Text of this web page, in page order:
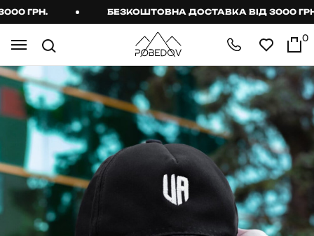
ГРН. БЕЗКОШТОВНА ДОСТАВКА ВІД 3000 ГРН.
0